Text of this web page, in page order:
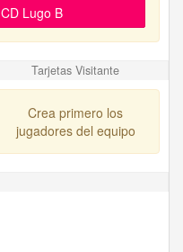
Lugo B
Tarjetas Visitante
Crea primero los
jugadores del equipo